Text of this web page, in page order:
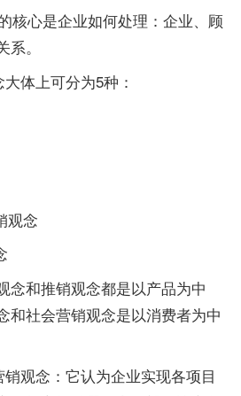
心是企业如何处理：企业、顾
。
体上可分为5种：
念
和推销观念都是以产品为中
和社会营销观念是以消费者为中
念：它认为企业实现各项目